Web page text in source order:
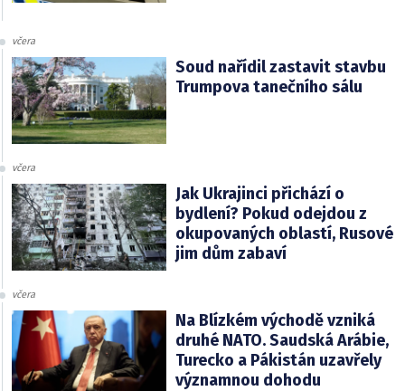
včera
Soud nařídil zastavit stavbu
Trumpova tanečního sálu
včera
Jak Ukrajinci přichází o
bydlení? Pokud odejdou z
okupovaných oblastí, Rusové
jim dům zabaví
včera
Na Blízkém východě vzniká
druhé NATO. Saudská Arábie,
Turecko a Pákistán uzavřely
významnou dohodu